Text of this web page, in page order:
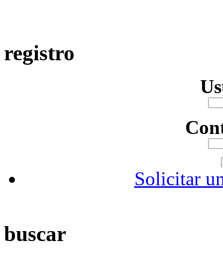
registro
Solicitar
buscar